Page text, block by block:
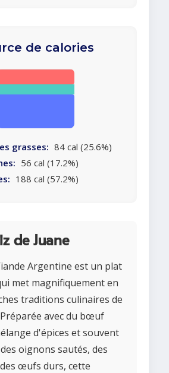
de calories
grasses: 84 cal (25.6%)
56 cal (17.2%)
188 cal (57.2%)
de Juane
Argentine est un plat
met magnifiquement en
traditions culinaires de
avec du bœuf
d'épices et souvent
oignons sautés, des
œufs durs, cette